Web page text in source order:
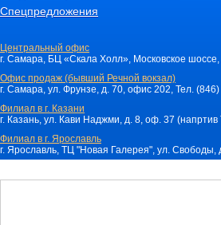
Спецпредложения
Центральный офис
г. Самара, БЦ «Скала Холл», Московское
Офис продаж (бывший Речной вокзал)
г. Самара, ул. Фрунзе, д. 70, офис 202, Тел.
Филиал в г. Казани
г. Казань, ул. Кави Наджми, д. 8, оф. 37
Филиал в г. Ярославль
г. Ярославль, ТЦ "Новая Галерея", ул.